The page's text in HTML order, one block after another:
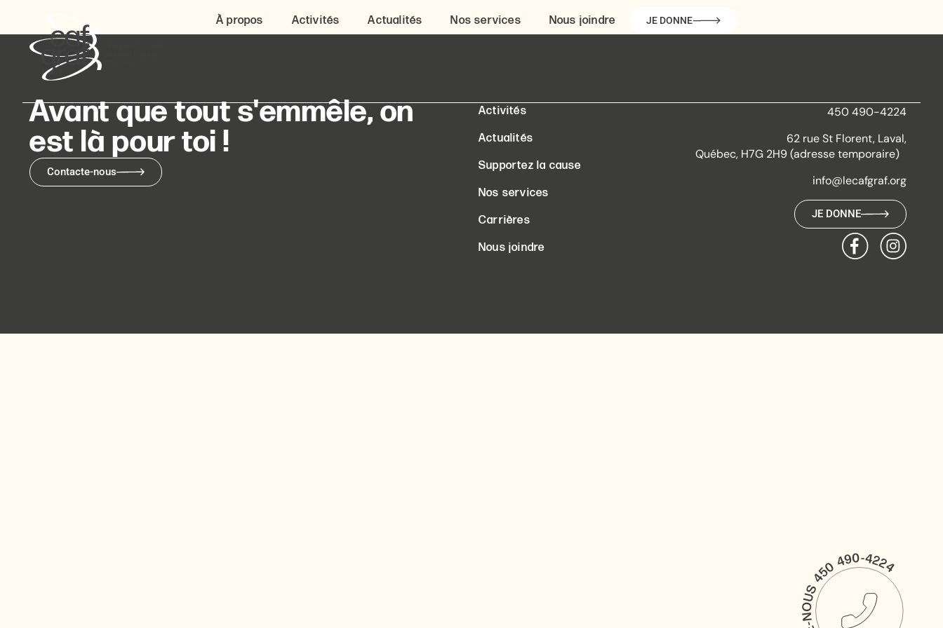
À propos Activités Actualités Nos services Nous joindre JE DONNE
Avant que tout s'emmêle, on
est là pour toi !
Contacte-nous
Activités
Actualités
Supportez la cause
Nos services
Carrières
Nous joindre
450 490-4224
62 rue St Florent, Laval,
Québec, H7G 2H9 (adresse temporaire)
info@lecafgraf.org
JE DONNE